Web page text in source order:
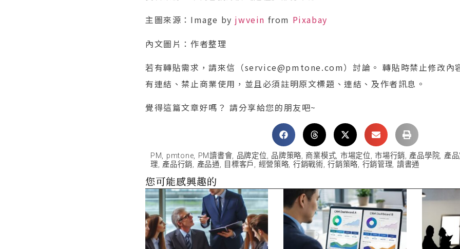
主圖來源：Image by jwvein from Pixabay
內文圖片：作者整理
若有轉貼需求，請來信（service@pmtone.com）討論。 轉貼時禁止修改內
有連結、禁止商業使用，並且必須註明原文標題、連結、及作者訊息。
覺得這篇文章好嗎？ 請分享給您的朋友吧~
PM, pmtone, PM讀書會, 品牌定位, 品牌策略, 商業模式, 市場定位,市場行銷, 產品學院, 產
理, 產品行銷, 產品通, 目標客戶 , 經營策略, 行銷戰術,行銷策略, 行銷管理, 讀書通
您可能感興趣的